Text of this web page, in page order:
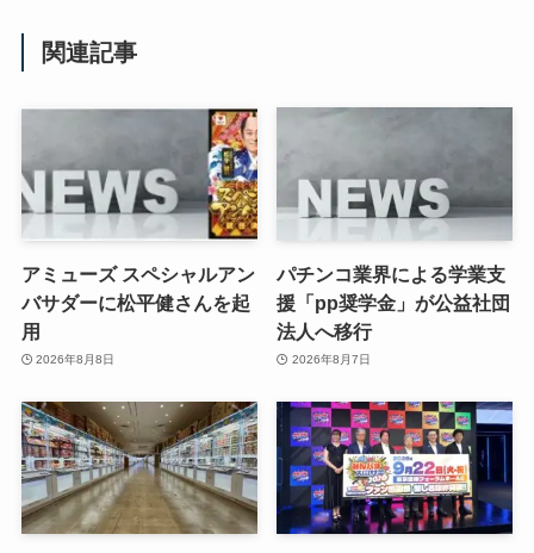
関連記事
アミューズ スペシャルアン
バサダーに松平健さんを起
用
2026年8月8日
パチンコ業界による学業支
援「pp奨学金」が公益社団
法人へ移行
2026年8月7日